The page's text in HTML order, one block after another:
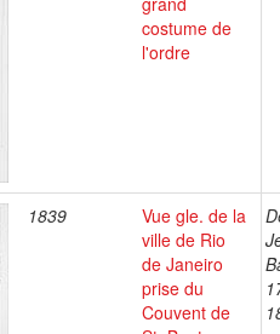
costume de
l'ordre
1839
Vue gle. de la
ville de Rio
de Janeiro
prise du
Couvent de